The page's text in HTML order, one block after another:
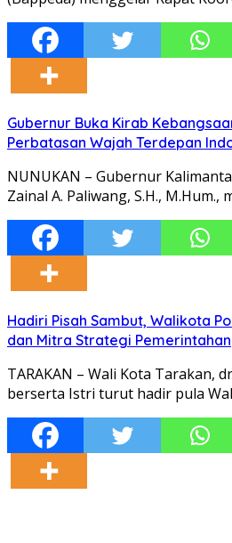
Gubernur Buka Kirab
Perbatasan Wajah Terdepan
NUNUKAN – Gubernur
Zainal A. Paliwang, S.H., M.Hum.,
Hadiri Pisah Sambut, Walikota
dan Mitra Strategi Pemerintahan
TARAKAN – Wali Kota Tarakan,
berserta Istri turut hadir pula